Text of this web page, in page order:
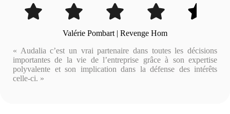
Valérie Pombart | Revenge Hom
« Audalia c’est un vrai partenaire dans toutes les décisions
importantes de la vie de l’entreprise grâce à son expertise
polyvalente et son implication dans la défense des intérêts
celle-ci. »